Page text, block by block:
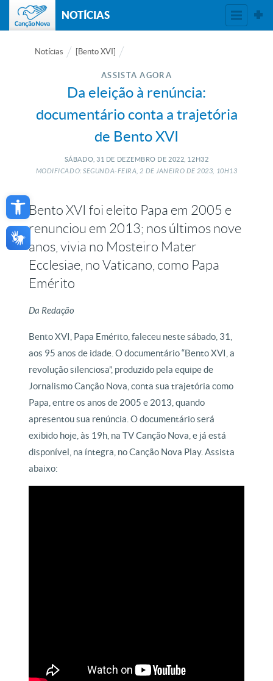
Open toolbar
NOTÍCIAS
Notícias [Bento XVI]
ASSISTA AGORA
Da eleição à renúncia:
documentário conta a trajetória
de Bento XVI
SÁBADO, 31 DE DEZEMBRO DE 2022, 12H32
MODIFICADO: SEGUNDA-FEIRA, 2 DEJANEIRO DE2023, 10H13
Bento XVI foi eleito Papa em 2005 e
renunciou em 2013; nos últimos nove
anos, vivia no Mosteiro Mater
Ecclesiae, no Vaticano, como Papa
Emérito
Da Redação
Bento XVI, Papa Emérito, faleceu neste sábado, 31,
aos 95 anos de idade. O documentário “Bento XVI, a
revolução silenciosa”, produzido pela equipe de
Jornalismo Canção Nova, conta sua trajetória como
Papa, entre os anos de 2005 e 2013, quando
apresentou sua renúncia. O documentário será
exibido hoje, às 19h, na TV Canção Nova, e já está
disponível, na íntegra, no Canção Nova Play. Assista
abaixo: